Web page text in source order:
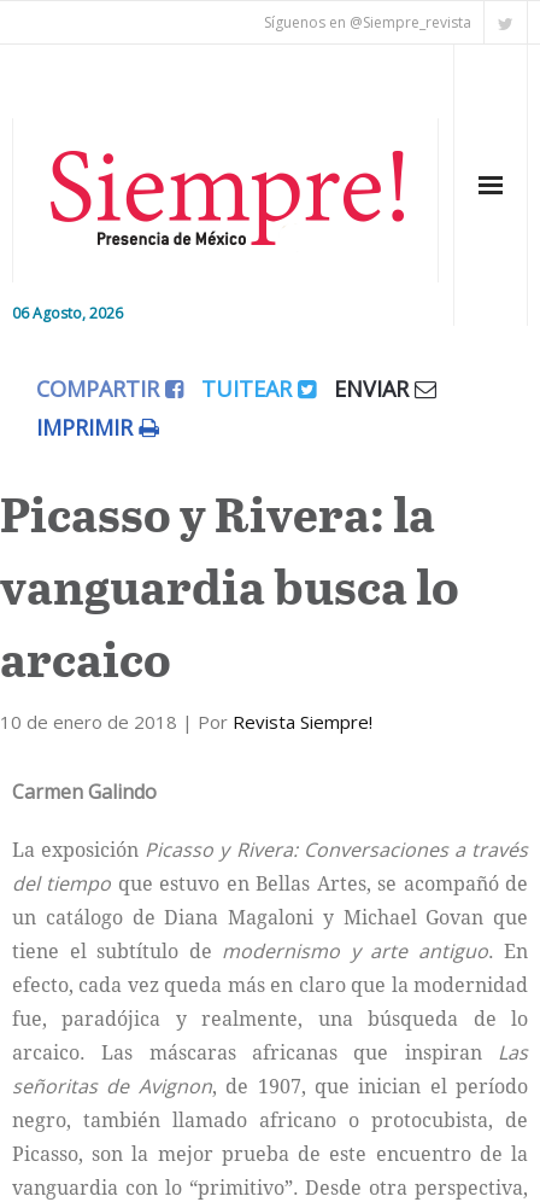
Síguenos en @Siempre_revista
06 Agosto, 2026
Editorial
Colaboradores
Internacional
Cultura
COMPARTIR TUITEAR
ENVIAR
IMPRIMIR
Picasso y Rivera: la
vanguardia busca lo
arcaico
10 de enero de 2018 | Por Revista Siempre!
Carmen Galindo
La exposición Picasso y Rivera: Conversaciones a través
del tiempo que estuvo en Bellas Artes, se acompañó de
un catálogo de Diana Magaloni y Michael Govan que
tiene el subtítulo de modernismo y arte antiguo. En
efecto, cada vez queda más en claro que la modernidad
fue, paradójica y realmente, una búsqueda de lo
arcaico. Las máscaras africanas que inspiran Las
señoritas de Avignon, de 1907, que inician el período
negro, también llamado africano o protocubista, de
Picasso, son la mejor prueba de este encuentro de la
vanguardia con lo “primitivo”. Desde otra perspectiva,